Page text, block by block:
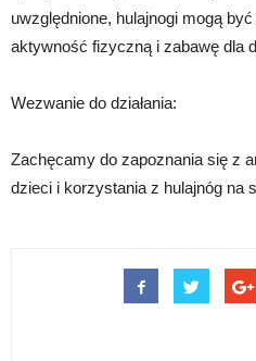
uwzględnione, hulajnogi mogą
aktywność fizyczną i zabawę dla
Wezwanie do działania:
Zachęcamy do zapoznania się z
dzieci i korzystania z hulajnóg na